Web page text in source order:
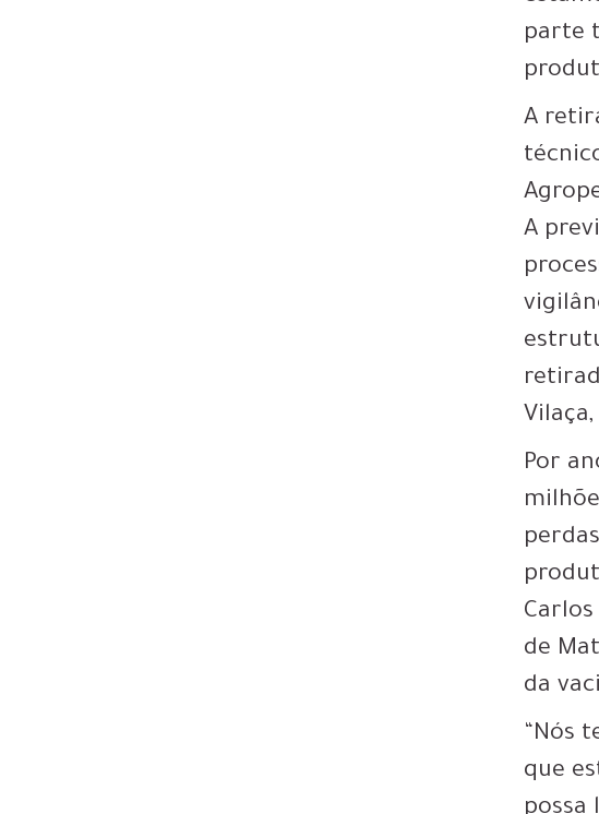
parte
A
A
Por
de
da
“Nós
que